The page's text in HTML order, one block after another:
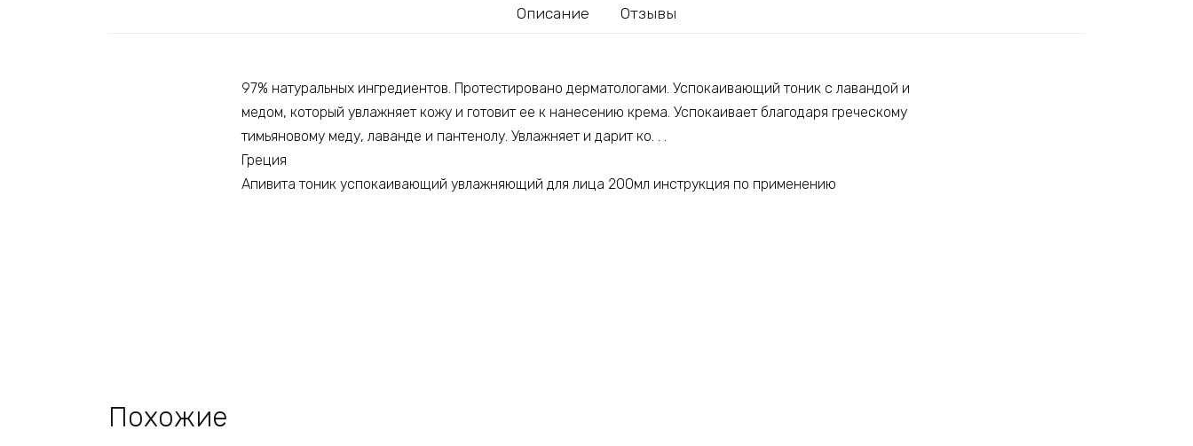
Описание Отзывы
97% натуральных ингредиентов. Протестировано дерматологами. Успокаивающий тоник с лавандой и
медом, который увлажняет кожу и готовит ее к нанесению крема. Успокаивает благодаря греческому
тимьяновому меду, лаванде и пантенолу. Увлажняет и дарит ко. . .
Греция
Апивита тоник успокаивающий увлажняющий для лица 200мл инструкция по применению
Похожие